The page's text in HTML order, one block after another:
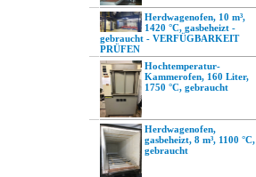
Herdwagenofen, 10 m³,
1420 °C, gasbeheizt -
gebraucht - VERFÜGBARKEIT
PRÜFEN
Hochtemperatur-
Kammerofen, 160 Liter,
1750 °C, gebraucht
Herdwagenofen,
gasbeheizt, 8 m³, 1100 °C,
gebraucht